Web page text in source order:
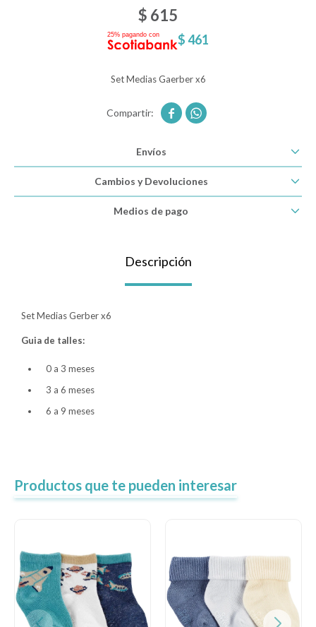
$ 615
$461
Set Medias Gaerber x6
 
Envíos
Cambios y Devoluciones
Medios de pago
Descripción
Set Medias Gerber x6
Guia de talles:
0 a 3 meses
3 a 6 meses
6 a 9 meses
Productos que te pueden interesar
Paseo y seguridad
Vestimenta
Gift cards
Local MVD Kids